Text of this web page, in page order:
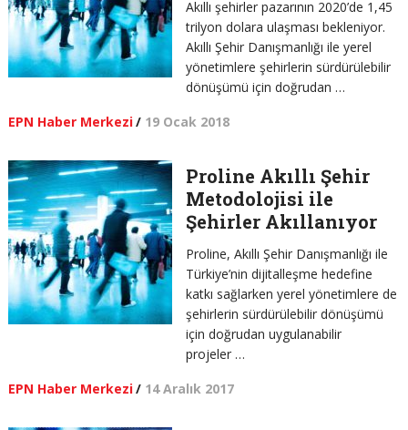
Akıllı şehirler pazarının 2020’de 1,45
trilyon dolara ulaşması bekleniyor.
Akıllı Şehir Danışmanlığı ile yerel
yönetimlere şehirlerin sürdürülebilir
dönüşümü için doğrudan …
EPN Haber Merkezi/ 19 Ocak 2018
Proline Akıllı Şehir
Metodolojisi ile
Şehirler Akıllanıyor
Proline, Akıllı Şehir Danışmanlığı ile
Türkiye’nin dijitalleşme hedefine
katkı sağlarken yerel yönetimlere de
şehirlerin sürdürülebilir dönüşümü
için doğrudan uygulanabilir
projeler …
EPN Haber Merkezi/ 14 Aralık 2017